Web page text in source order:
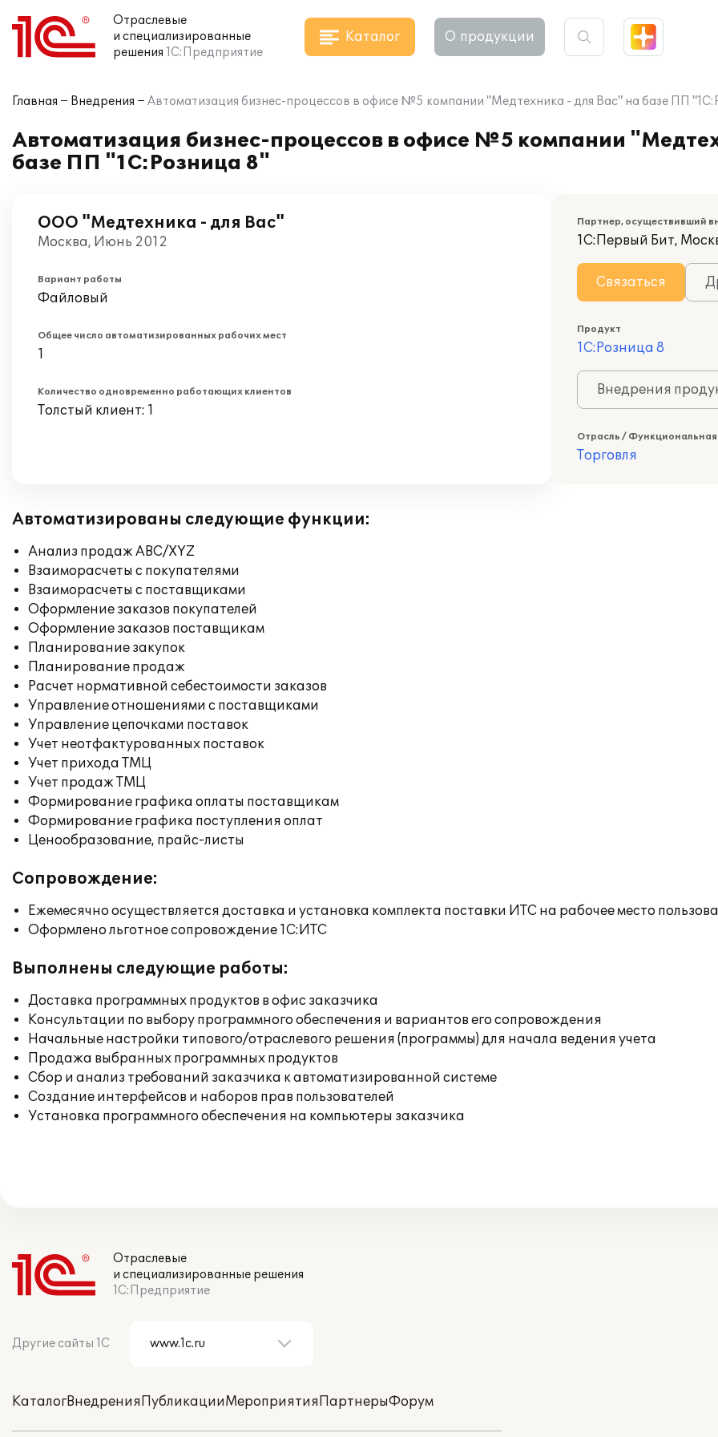
Отраслевые
и специализированные
решения 1С:Предприятие
Каталог О продукции
Главная Внедрения Автоматизация бизнес-процессов в офисе №5 компании "Медтехника - для Вас" на базе ПП
Автоматизация бизнес-процессов в офисе №5 компании
базе ПП "1С:Розница 8"
ООО "Медтехника - для Вас"
Москва, Июнь 2012
Вариант работы
Файловый
Общее число автоматизированных рабочих мест
1
Количество одновременно работающих клиентов
Толстый клиент: 1
Партнер, осуществивший
1С:Первый Бит,
Связаться
Продукт
1С:Розница 8
Внедрения
Отрасль / Функциональная
Торговля
Автоматизированы следующие функции:
Анализ продаж ABC/XYZ
Взаиморасчеты с покупателями
Взаиморасчеты с поставщиками
Оформление заказов покупателей
Оформление заказов поставщикам
Планирование закупок
Планирование продаж
Расчет нормативной себестоимости заказов
Управление отношениями с поставщиками
Управление цепочками поставок
Учет неотфактурованных поставок
Учет прихода ТМЦ
Учет продаж ТМЦ
Формирование графика оплаты поставщикам
Формирование графика поступления оплат
Ценообразование, прайс-листы
Сопровождение:
Ежемесячно осуществляется доставка и установка комплекта поставки ИТС на рабочее место
Оформлено льготное сопровождение 1С:ИТС
Выполнены следующие работы:
Доставка программных продуктов в офис заказчика
Консультации по выбору программного обеспечения и вариантов его сопровождения
Начальные настройки типового/отраслевого решения (программы) для начала ведения учета
Продажа выбранных программных продуктов
Сбор и анализ требований заказчика к автоматизированной системе
Создание интерфейсов и наборов прав пользователей
Установка программного обеспечения на компьютеры заказчика
Отраслевые
и специализированные решения
1С:Предприятие
Другие сайты 1С
КаталогВнедренияПубликацииМероприятияПартнерыФорум